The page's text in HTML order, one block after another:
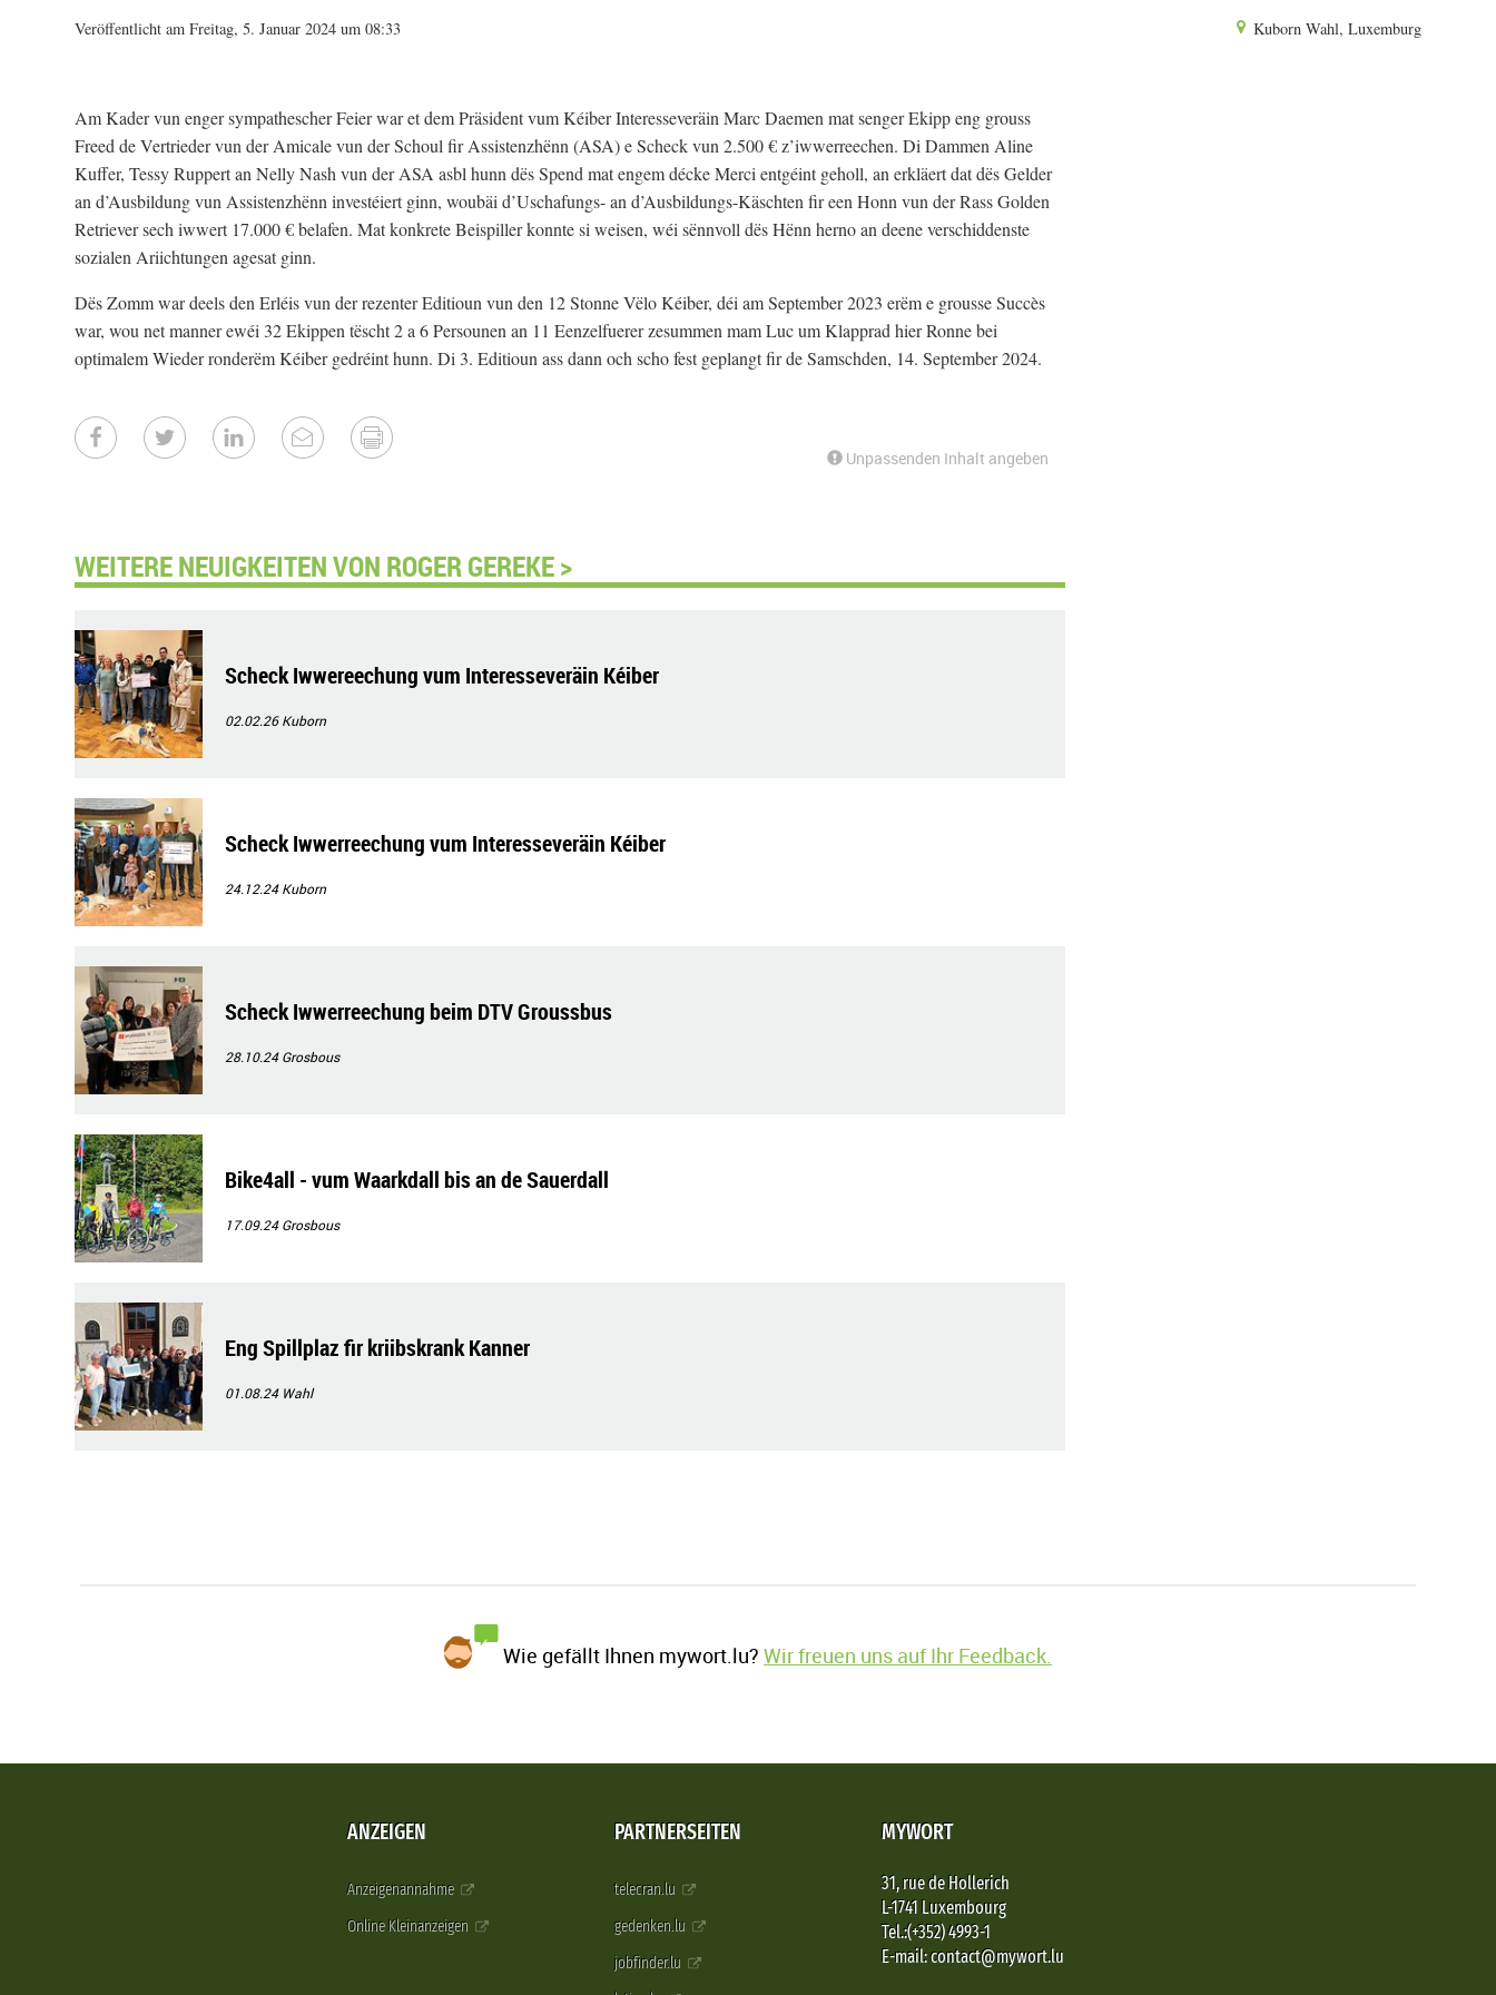
Veröffentlicht am Freitag, 5. Januar 2024 um 08:33 Kuborn Wahl, Luxemburg
Am Kader vun enger sympathescher Feier war et dem Präsident vum Kéiber Interesseveräin Marc Daemen mat senger Ekipp eng grouss
Freed de Vertrieder vun der Amicale vun der Schoul fir Assistenzhënn (ASA) e Scheck vun 2.500 € z’iwwerreechen. Di Dammen Aline
Kuffer, Tessy Ruppert an Nelly Nash vun der ASA asbl hunn dës Spend mat engem décke Merci entgéint geholl, an erkläert dat dës Gelder
an d’Ausbildung vun Assistenzhënn investéiert ginn, woubäi d’Uschafungs- an d’Ausbildungs-Käschten fir een Honn vun der Rass Golden
Retriever sech iwwert 17.000 € belafen. Mat konkrete Beispiller konnte si weisen, wéi sënnvoll dës Hënn herno an deene verschiddenste
sozialen Ariichtungen agesat ginn.
Dës Zomm war deels den Erléis vun der rezenter Editioun vun den 12 Stonne Vëlo Kéiber, déi am September 2023 erëm e grousse Succès
war, wou net manner ewéi 32 Ekippen tëscht 2 a 6 Persounen an 11 Eenzelfuerer zesummen mam Luc um Klapprad hier Ronne bei
optimalem Wieder ronderëm Kéiber gedréint hunn. Di 3. Editioun ass dann och scho fest geplangt fir de Samschden, 14. September 2024.
Unpassenden Inhalt angeben
WEITERE NEUIGKEITEN VON ROGER GEREKE >
Scheck Iwwereechung vum Interesseveräin Kéiber
02.02.26Kuborn
Scheck Iwwerreechung vum Interesseveräin Kéiber
24.12.24Kuborn
Scheck Iwwerreechung beim DTV Groussbus
28.10.24Grosbous
Bike4all - vum Waarkdall bis an de Sauerdall
17.09.24Grosbous
Eng Spillplaz fir kriibskrank Kanner
01.08.24 Wahl
Wie gefällt Ihnen mywort.lu?Wir freuen uns auf Ihr Feedback.
ANZEIGEN
Anzeigenannahme
Online Kleinanzeigen
PARTNERSEITEN
telecran.lu
gedenken.lu
jobfinder.lu
MYWORT
31, rue de Hollerich
L-1741 Luxembourg
Tel.:(+352) 4993-1
E-mail: contact@mywort.lu